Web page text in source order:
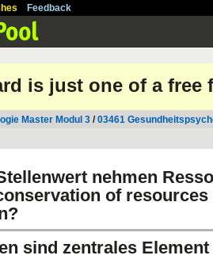
Feedback
is just one of a free
Master Modul 3 /03461
nehmen
of resources
sind zentrales Element